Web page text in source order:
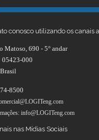
conosco utilizando os canais
Matoso, 690 - 5° andar
05423-000
8500
info@LOGITeng.com
nas Mídias Sociais